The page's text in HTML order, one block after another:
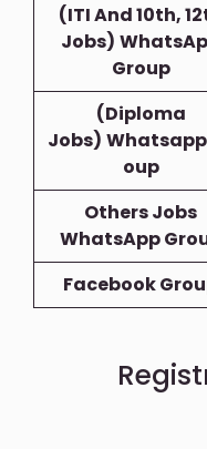
(ITI And 10th,
Jobs)
Group
(Diploma
Jobs) Whatsapp
Oup
Others Jobs
WhatsApp
Facebook